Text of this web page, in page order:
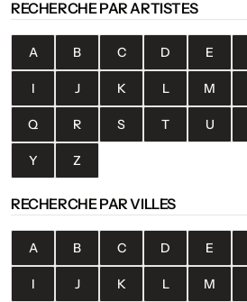
RECHERCHE PAR ARTISTES
A B C D E
I J K L M
Q R S T U
Y Z
RECHERCHE PAR VILLES
A B C D E
I J K L M